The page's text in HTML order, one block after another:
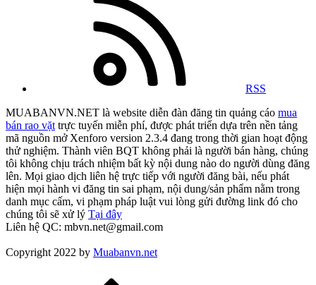
RSS
MUABANVN.NET là website diễn đàn đăng tin quảng cáo mua
bán rao vặt trực tuyến miễn phí, được phát triển dựa trên nền tảng
mã nguồn mở Xenforo version 2.3.4 đang trong thời gian hoạt động
thử nghiệm. Thành viên BQT không phải là người bán hàng, chúng
tôi không chịu trách nhiệm bất kỳ nội dung nào do người dùng đăng
lên. Mọi giao dịch liên hệ trực tiếp với người đăng bài, nếu phát
hiện mọi hành vi đăng tin sai phạm, nội dung/sản phẩm nằm trong
danh mục cấm, vi phạm pháp luật vui lòng gửi đường link đó cho
chúng tôi sẽ xử lý Tại đây
Liên hệ QC: mbvn.net@gmail.com
Copyright 2022 by Muabanvn.net